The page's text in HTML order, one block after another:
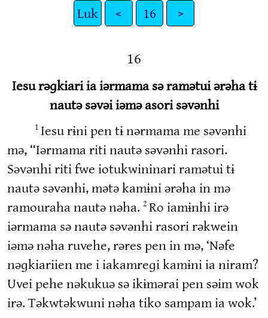
Luk < 16 >
16
Iesu rəɡkiari ia iərmama sə ramətui ərəha tɨ
nautə səvəi iəmə asori səvənhi
1 Iesu rɨni pen tɨ nərmama me səvənhi
mə, “Iərmama riti nautə səvənhi rasori.
Səvənhi riti fwe iotukwininari ramətui tɨ
nautə səvənhi, mətə kamɨni ərəha in mə
ramouraha nautə nəha. 2 Ro iamɨnhi irə
iərmama sə nautə səvənhi rasori rəkwein
iəmə nəha ruvehe, rəres pen in mə, ‘Nəfe
nəɡkiariien me i iakamreɡi kamɨni ia niram?
Uvei pehe nəkukuə sə ikɨmərai pen səim wok
irə. Təkwtəkwuni nəha tiko sampam ia wok.’